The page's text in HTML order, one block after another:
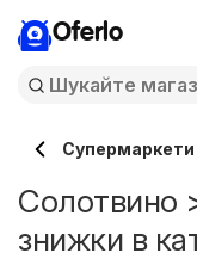
Oferlo
Солотвино
знижки в